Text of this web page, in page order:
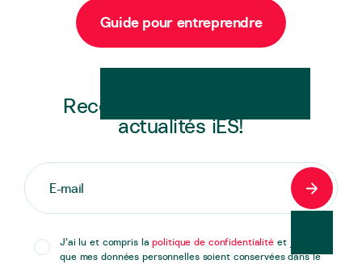
Guide pour entreprendre
Recevez en exclusivité les
actualités iES!
J’ai lu et compris lapolitique de confidentialité et j’accepte
que mes données personnelles soient conservées dans le